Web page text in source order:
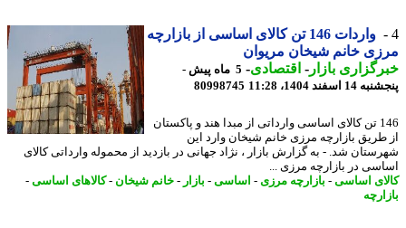
واردات 146 تن کالای اساسی از بازارچه
خانم شیخان مریوان
بازار- اقتصادی- 5 ماه پیش -
1404، 11:28
80998745
146 تن کالای اساسی وارداتی از مبدا هند و پاکستان
بازارچه مرزی خانم شیخان وارد این
شد. - به گزارش بازار ، نژاد جهانی در بازدید از محموله وارداتی کالای
در بازارچه مرزی ...
اساسی-بازارچه مرزی- اساسی-بازار - خانم شیخان-کالاهای اساسی-